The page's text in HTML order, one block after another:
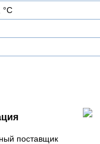
°С
поставщик